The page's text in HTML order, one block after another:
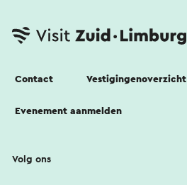
Contact Vestigingenoverzicht
Evenement aanmelden
Volg ons